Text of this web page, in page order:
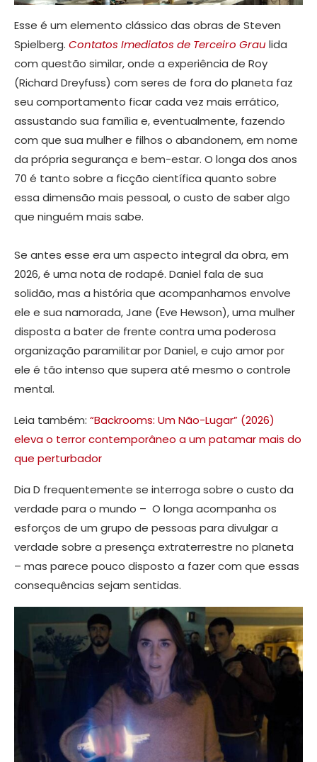
Esse é um elemento clássico das obras de Steven
Spielberg. Contatos Imediatos de Terceiro Grau lida
com questão similar, onde a experiência de Roy
(Richard Dreyfuss) com seres de fora do planeta faz
seu comportamento ficar cada vez mais errático,
assustando sua família e, eventualmente, fazendo
com que sua mulher e filhos o abandonem, em nome
da própria segurança e bem-estar. O longa dos anos
70 é tanto sobre a ficção científica quanto sobre
essa dimensão mais pessoal, o custo de saber algo
que ninguém mais sabe.
Se antes esse era um aspecto integral da obra, em
2026, é uma nota de rodapé. Daniel fala de sua
solidão, mas a história que acompanhamos envolve
ele e sua namorada, Jane (Eve Hewson), uma mulher
disposta a bater de frente contra uma poderosa
organização paramilitar por Daniel, e cujo amor por
ele é tão intenso que supera até mesmo o controle
mental.
Leia também: “Backrooms: Um Não-Lugar” (2026)
eleva o terror contemporâneo a um patamar mais do
que perturbador
Dia D frequentemente se interroga sobre o custo da
verdade para o mundo – O longa acompanha os
esforços de um grupo de pessoas para divulgar a
verdade sobre a presença extraterrestre no planeta
– mas parece pouco disposto a fazer com que essas
consequências sejam sentidas.